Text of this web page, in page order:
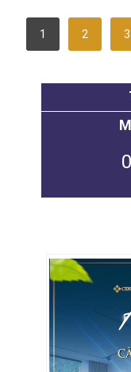
POSTS
PAGINATION
1 2 3